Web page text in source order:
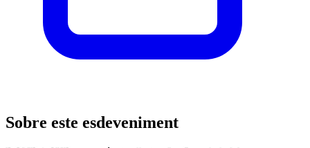
Sobre este esdeveniment